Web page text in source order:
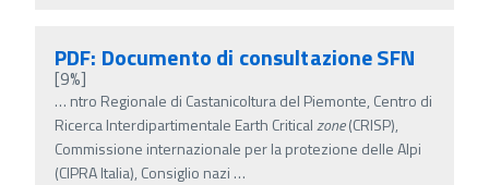
PDF: Documento di consultazione SFN
[9%]
… ntro Regionale di Castanicoltura del Piemonte, Centro di
Ricerca Interdipartimentale Earth Criticalzone(CRISP),
Commissione internazionale per la protezione delle Alpi
(CIPRA Italia), Consiglio nazi …